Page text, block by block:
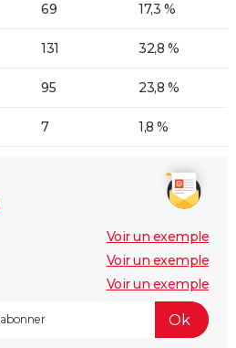
69 17,3 %
131 32,8 %
95 23,8 %
7 1,8 %
Voir un exemple
Voir un exemple
Voir un exemple